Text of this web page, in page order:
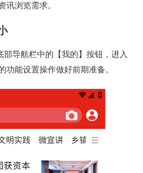
讯浏览需求。
导航栏中的【我的】按钮，进入
功能设置操作做好前期准备。